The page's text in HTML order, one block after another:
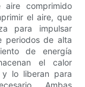
aire comprimido
el aire, que
para impulsar
periodos de alta
de energía
el calor
y lo liberan para
Ambas